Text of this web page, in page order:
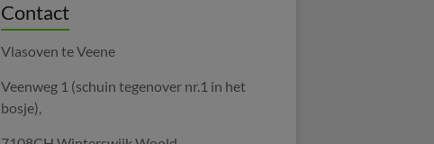
Contact
Vlasoven te Veene
Veenweg 1 (schuin tegenover nr.1 in het
bosje),